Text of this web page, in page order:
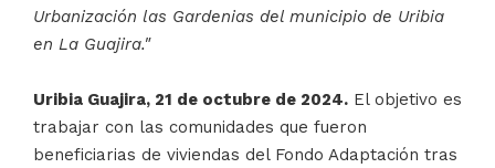
Urbanización las Gardenias del municipio de Uribia
en La Guajira."
Uribia Guajira, 21 de octubre de 2024. El objetivo es
trabajar con las comunidades que fueron
beneficiarias de viviendas del Fondo Adaptación tras